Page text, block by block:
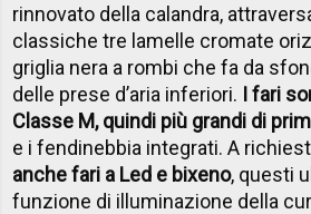
rinnovato della calandra,
classiche tre lamelle cromate
griglia nera a rombi che fa da
delle prese d’aria inferiori. I fari
Classe M, quindi più grandi di
e i fendinebbia integrati. A
anche fari a Led e bixeno, questi
funzione di illuminazione della